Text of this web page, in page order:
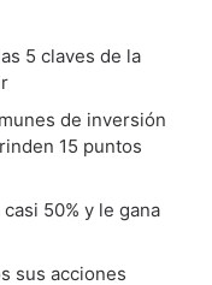
5 claves de la
de inversión
15 puntos
50% y le gana
sus acciones